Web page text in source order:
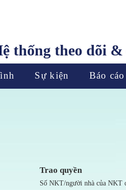
thống theo dõi
Sự kiện Báo cáo
Trao quyền
Số NKT/người nhà của NKT